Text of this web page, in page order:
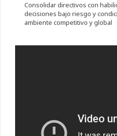
Consolidar directivos con
decisiones bajo riesgo y
ambiente competitivo y global